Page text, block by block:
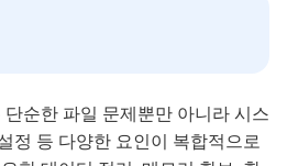
순한 파일 문제뿐만 아니라 시스
정 등 다양한 요인이 복합적으로